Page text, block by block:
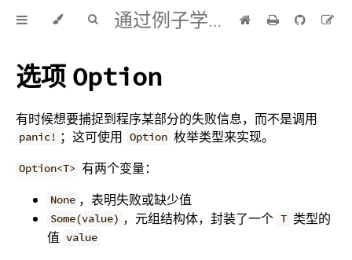
通过例子学 Rust 中文版
选项 Option
有时候想要捕捉到程序某部分的失败信息，而不是调用
panic! ；这可使用 Option 枚举类型来实现。
Option<T> 有两个变量：
None ，表明失败或缺少值
Some(value) ，元组结构体，封装了一个 T 类型的
值 value